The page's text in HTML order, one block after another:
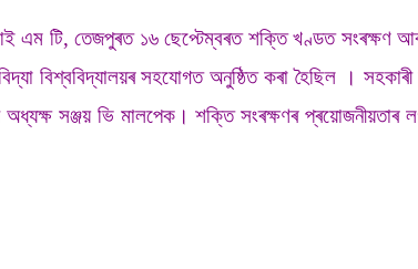
আই এম টি, তেজপুৰত ১৬ ছেপ্টেম্বৰত শক্তি খণ্ডত সংৰক্ষণ
বিশ্ববিদ্যালয়ৰ সহযোগত অনুষ্ঠিত কৰা হৈছিল ।
অধ্যক্ষ সঞ্জয় ভি মালপেক। শক্তি সংৰক্ষণৰ